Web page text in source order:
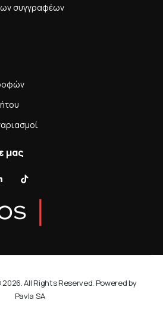
συγγραφέων
μας
All Rights Reserved. Powered by
Pavla SA